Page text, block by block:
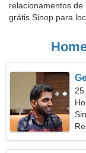
relacionamentos
grátis Sinop para